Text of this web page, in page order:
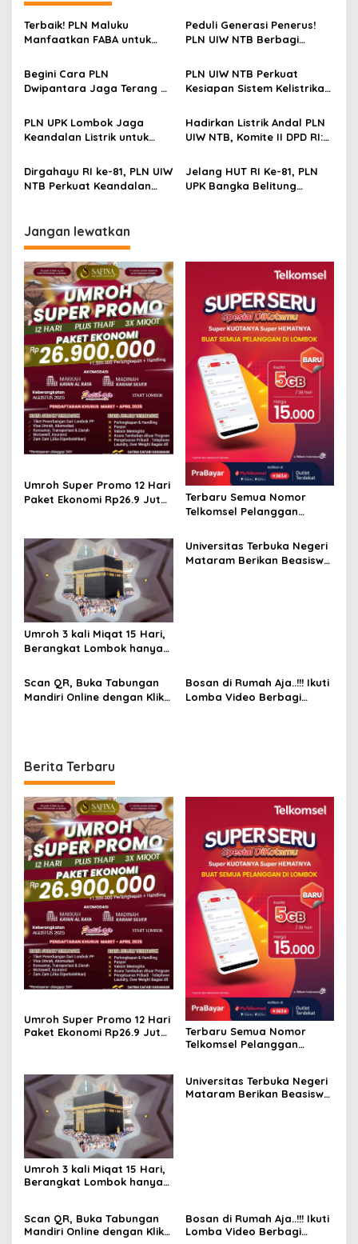
Terbaik! PLN Maluku
Manfaatkan FABA untuk
Selawaring Tidore
Peduli Generasi Penerus!
PLN UIW NTB Berbagi
Begini Cara PLN
Dwipantara Jaga Terang di
RI di Bima NTB
PLN UIW NTB Perkuat
Kesiapan Sistem Kelistrikan
Masyarakat
PLN UPK Lombok Jaga
Keandalan Listrik untuk
2026
Hadirkan Listrik Andal PLN
UIW NTB, Komite II DPD RI:
Kendala
Dirgahayu RI ke-81, PLN UIW
NTB Perkuat Keandalan
Jelang HUT RI Ke-81, PLN
UPK Bangka Belitung
Jangan lewatkan
Umroh Super Promo 12 Hari
Paket Ekonomi Rp26.9 Juta
Terbaru Semua Nomor
Telkomsel Pelanggan
dengan paket internet
Cuma Rp15.000 dapat 5GB
Umroh 3 kali Miqat 15 Hari,
Berangkat Lombok hanya
Universitas Terbuka Negeri
Mataram Berikan Beasiswa
Scan QR, Buka Tabungan
Mandiri Online dengan Klik
Bosan di Rumah Aja..!!! Ikuti
Lomba Video Berbagi
Berita Terbaru
Umroh Super Promo 12 Hari
Paket Ekonomi Rp26.9 Juta
Terbaru Semua Nomor
Telkomsel Pelanggan
Cuma Rp15.000 dapat 5GB
Umroh 3 kali Miqat 15 Hari,
Berangkat Lombok hanya
Universitas Terbuka Negeri
Mataram Berikan Beasiswa
Scan QR, Buka Tabungan
Mandiri Online dengan Klik
Bosan di Rumah Aja..!!! Ikuti
Lomba Video Berbagi